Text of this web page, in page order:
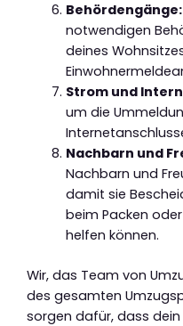
Behördengänge:
notwendigen
deines
Strom und
um die
Nachbarn und
Nachbarn und
damit sie
beim Packen
helfen können.
Wir, das Team von
des gesamten
sorgen dafür, dass